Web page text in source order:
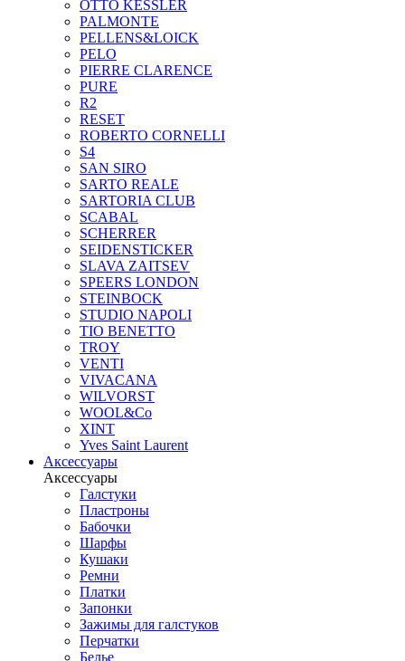
OTTO KESSLER
PALMONTE
PELLENS&LOICK
PELO
PIERRE CLARENCE
PURE
R2
RESET
ROBERTO CORNELLI
S4
SAN SIRO
SARTO REALE
SARTORIA CLUB
SCABAL
SCHERRER
SEIDENSTICKER
SLAVA ZAITSEV
SPEERS LONDON
STEINBOCK
STUDIO NAPOLI
TIO BENETTO
TROY
VENTI
VIVACANA
WILVORST
WOOL&Co
XINT
Yves Saint Laurent
Аксессуары
Аксессуары
Галстуки
Пластроны
Бабочки
Шарфы
Кушаки
Ремни
Платки
Запонки
Зажимы для галстуков
Перчатки
Белье